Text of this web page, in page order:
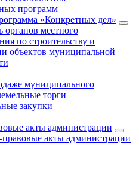
программ
«Конкретных дел»
органов местного
по строительству и
объектов муниципальной
муниципального
торги
закупки
акты администрации
акты администрации